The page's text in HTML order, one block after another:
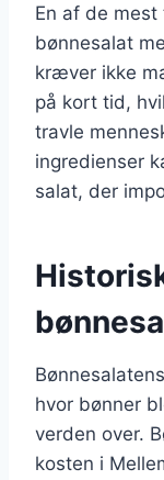
En af de
bønnesalat
kræver ikke
på kort tid,
travle
ingredienser
salat, der
hvor bønner
verden over.
kosten i